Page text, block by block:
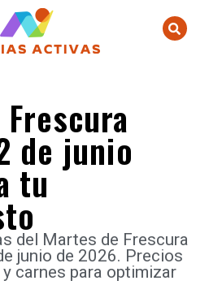
de junio
tu
del Martes de Frescura
junio de 2026. Precios
carnes para optimizar